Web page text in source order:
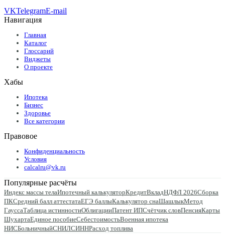
VKTelegramE-mail
Навигация
Главная
Каталог
Глоссарий
Виджеты
О проекте
Хабы
Ипотека
Бизнес
Здоровье
Все категории
Правовое
Конфиденциальность
Условия
calcalru@vk.ru
Популярные расчёты
Индекс массы телаИпотечный калькуляторКредитВкладНДФЛ 2026Сборка
ПКСредний балл аттестатаЕГЭ баллыКалькулятор снаШашлыкМетод
ГауссаТаблица истинностиОблигацииПатент ИПСчётчик словПенсияКарты
ШухартаЕдиное пособиеСебестоимостьВоенная ипотека
НИСБольничныйСНИЛСИННРасход топлива